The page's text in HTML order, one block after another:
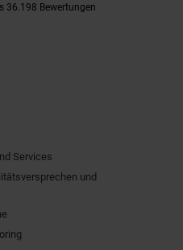
36.198 Bewertungen
Services
und